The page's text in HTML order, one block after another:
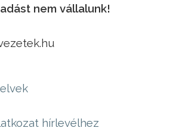
nem vállalunk!
hírlevélhez